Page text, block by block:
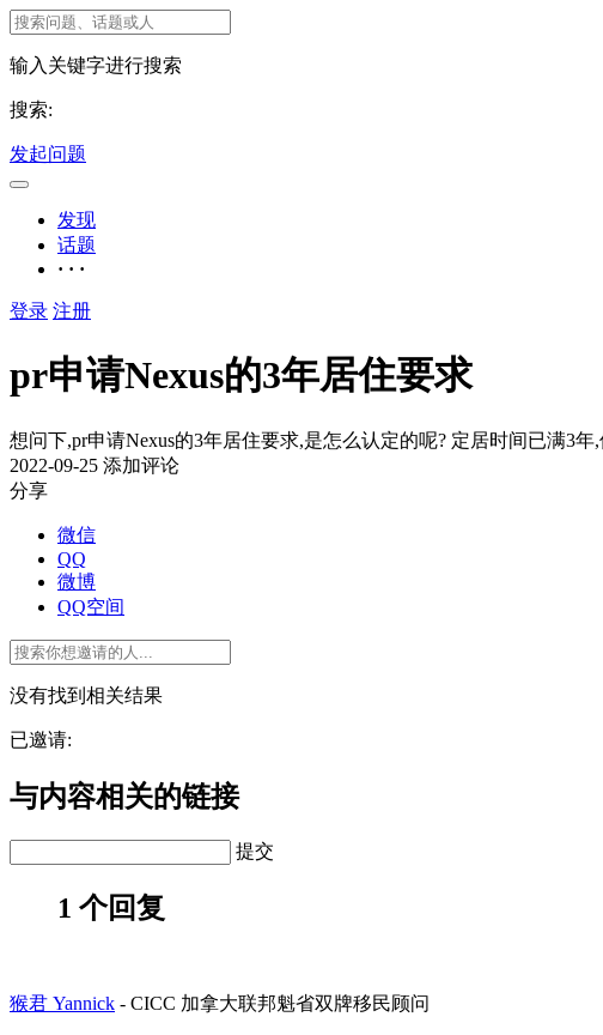
输入关键字进行搜索
搜索:
发起问题
发现
话题
· · ·
登录 注册
pr申请Nexus的3年居住要求
想问下,pr申请Nexus的3年居住要求,是怎么认定的呢? 定居时间已满3
2022-09-25 添加评论
分享
微信
QQ
微博
QQ空间
没有找到相关结果
已邀请:
与内容相关的链接
提交
1 个回复
猴君 Yannick - CICC 加拿大联邦魁省双牌移民顾问